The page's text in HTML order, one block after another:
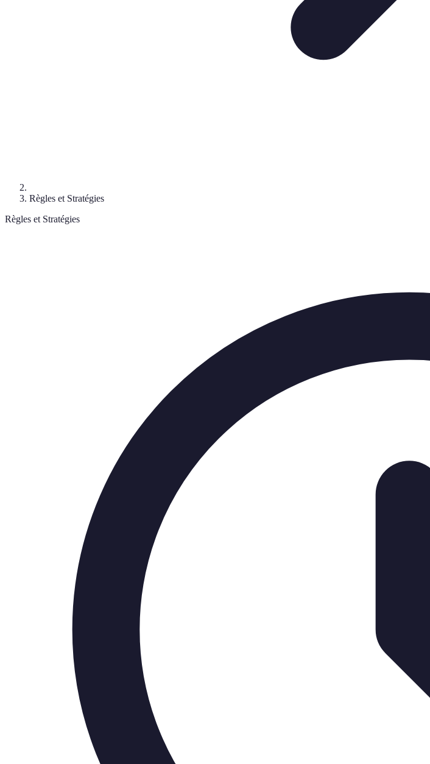
Règles et Stratégies
Règles et Stratégies